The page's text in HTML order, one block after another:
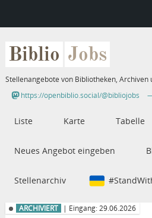
Biblio Jobs
Stellenangebote von Bibliotheken,
https://openbiblio.social/@bibliojobs
Liste Karte Tabelle
Neues Angebot eingeben
Stellenarchiv
ARCHIVIERT | Eingang: 29.06.2026